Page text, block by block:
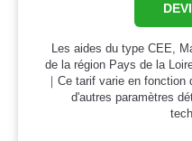
Les aides du type CEE,
de la région Pays de la
｜Ce tarif varie en
d'autres paramètres